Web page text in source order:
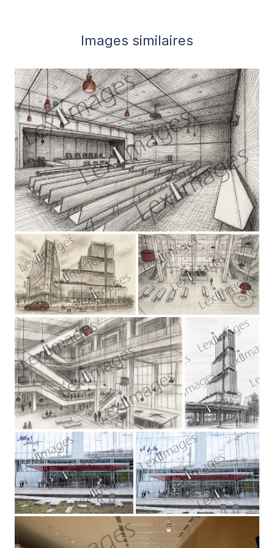
Images similaires